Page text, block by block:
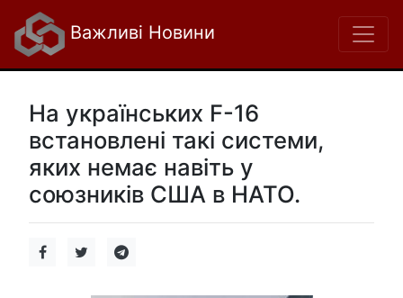
Важливі Новини
На українських F-16
встановлені такі системи,
яких немає навіть у
союзників США в НАТО.